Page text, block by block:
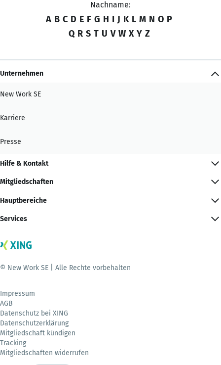
Nachname:
A B C D E F G H I J K L M N O P
Q R S T U V W X Y Z
Unternehmen
New Work SE
Karriere
Presse
Hilfe & Kontakt
Mitgliedschaften
Hauptbereiche
Services
© New Work SE | Alle Rechte vorbehalten
Impressum
AGB
Datenschutz bei XING
Datenschutzerklärung
Mitgliedschaft kündigen
Tracking
Mitgliedschaften widerrufen